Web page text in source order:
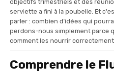
objectifs trimestriels et des
serviette a fini à la poubelle. Et
parler : combien d'idées qui
perdons-nous simplement parce
comment les nourrir
Comprendre le